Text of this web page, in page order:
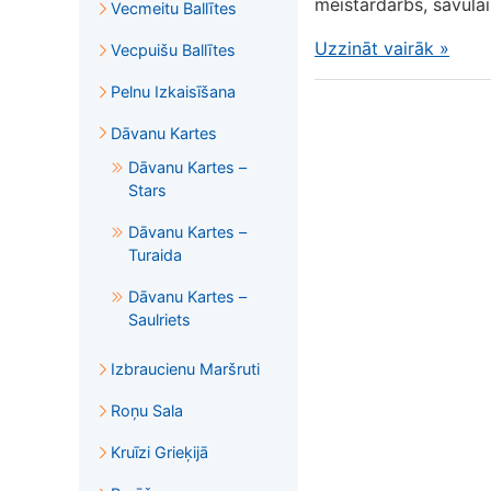
Vecmeitu Ballītes
Vecpuišu Ballītes
Pelnu Izkaisīšana
Dāvanu Kartes
Dāvanu Kartes –
Stars
Dāvanu Kartes –
Turaida
Dāvanu Kartes –
Saulriets
Izbraucienu Maršruti
Roņu Sala
Kruīzi Grieķijā
meistardarbs,
Uzzināt vairāk »